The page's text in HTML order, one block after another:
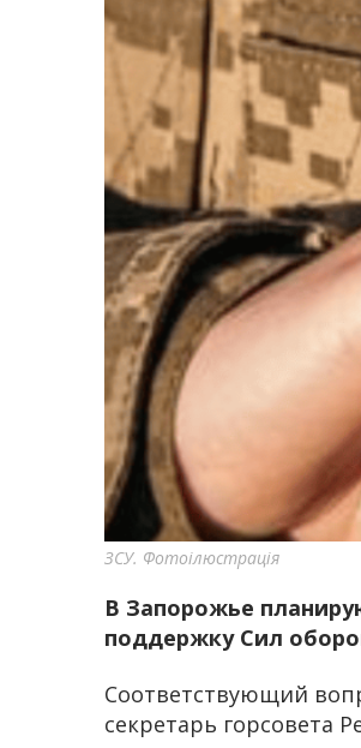
ЗСУ. Фотоілюстрація
В Запорожье
поддержку Сил
Соответствующий
секретарь горсовета